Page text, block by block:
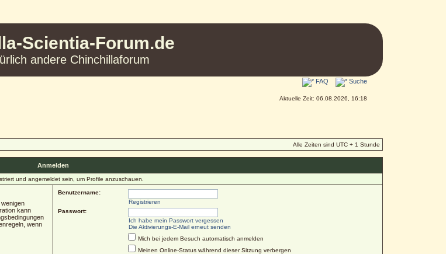
Scientia-Forum.de
andere Chinchillaforum
FAQ Suche
Aktuelle Zeit: 06.08.2026, 16:18
Alle Zeiten sind UTC + 1 Stunde
Anmelden
und angemeldet sein, um Profile anzuschauen.
kann
wenn
Benutzername:
Registrieren
Passwort:
Ich habe mein Passwort vergessen
Die Aktivierungs-E-Mail erneut senden
Mich bei jedem Besuch automatisch anmelden
Meinen Online-Status während dieser Sitzung verbergen